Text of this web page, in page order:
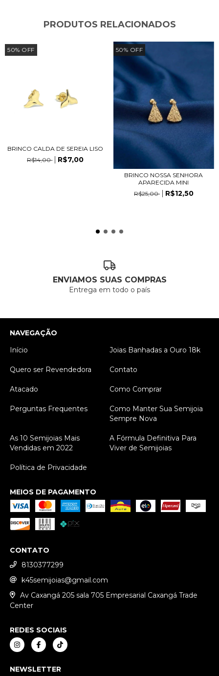
PRODUTOS RELACIONADOS
50% OFF
BRINCO CALDA DE SEREIA LISO
R$14,00
R$7,00
50% OFF
BRINCO NOSSA SENHORA
APARECIDA MINI
R$25,00
R$12,50
ENVIAMOS SUAS COMPRAS
Entrega em todo o país
NAVEGAÇÃO
Início
Joias Banhadas a Ouro 18k
Quero ser Revendedora Contato
Atacado Como Comprar
Perguntas Frequentes
Como Manter Sua Semijoia
Sempre Nova
As 10 Semijoias Mais
Vendidas em 2022
A Fórmula Definitiva Para
Viver de Semijoias
Política de Privacidade
MEIOS DE PAGAMENTO
CONTATO
8130377299
k45semijoias@gmail.com
Av Caxangá 205 sala 705 Empresarial Caxangá Trade
Center
REDES SOCIAIS
NEWSLETTER